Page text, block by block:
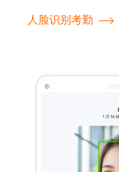
人脸识别考勤